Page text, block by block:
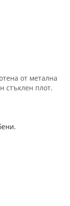
от метална
стъклен плот.